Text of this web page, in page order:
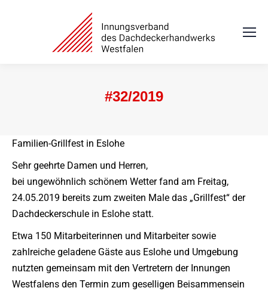
#32/2019
Familien-Grillfest in Eslohe
Sehr geehrte Damen und Herren,
bei ungewöhnlich schönem Wetter fand am Freitag,
24.05.2019 bereits zum zweiten Male das „Grillfest“ der
Dachdeckerschule in Eslohe statt.
Etwa 150 Mitarbeiterinnen und Mitarbeiter sowie
zahlreiche geladene Gäste aus Eslohe und Umgebung
nutzten gemeinsam mit den Vertretern der Innungen
Westfalens den Termin zum geselligen Beisammensein